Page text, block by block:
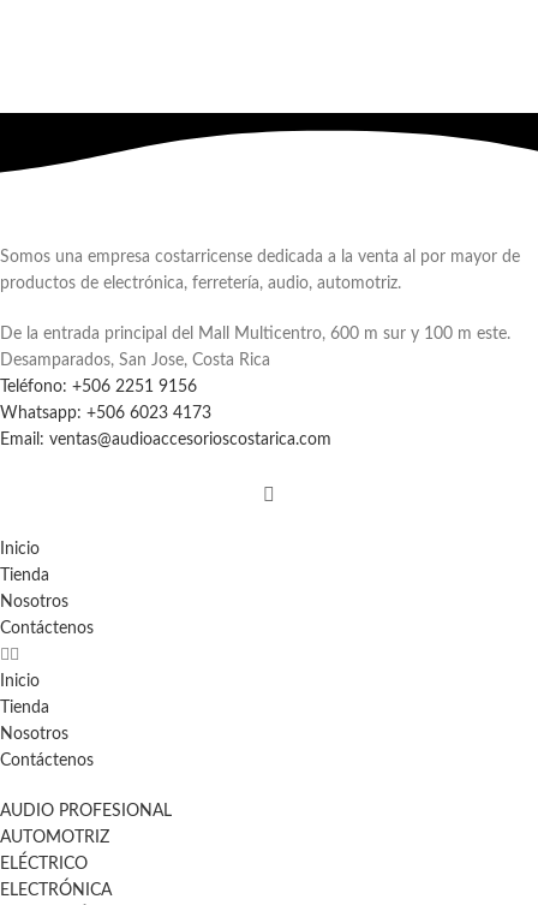
Somos una empresa costarricense dedicada a la venta al por mayor de
productos de electrónica, ferretería, audio, automotriz.
De la entrada principal del Mall Multicentro, 600 m sur y 100 m este.
Desamparados, San Jose, Costa Rica
Teléfono: +506 2251 9156
Whatsapp: +506 6023 4173
Email: ventas@audioaccesorioscostarica.com
Inicio
Tienda
Nosotros
Contáctenos
Inicio
Tienda
Nosotros
Contáctenos
AUDIO PROFESIONAL
AUTOMOTRIZ
ELÉCTRICO
ELECTRÓNICA